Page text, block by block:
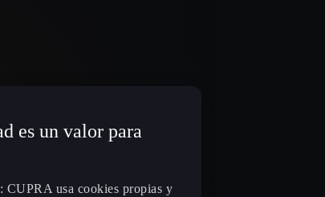
Español
es un valor para
CUPRA usa cookies propias y